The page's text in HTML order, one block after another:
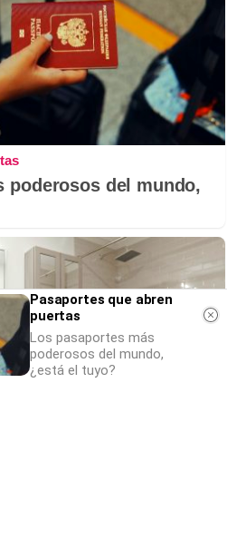
poderosos del mundo,
Pasaportes que abren
puertas
Los pasaportes más
poderosos del mundo,
¿está el tuyo?